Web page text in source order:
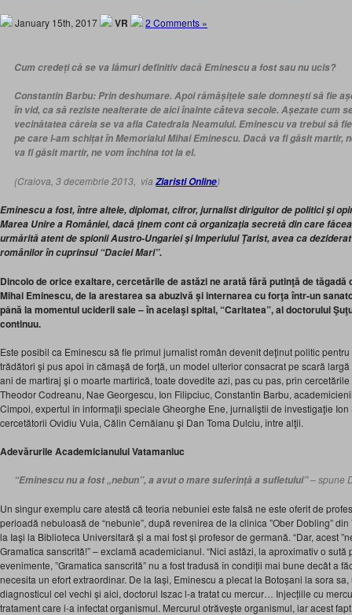
January 15th, 2017 VR 2 Comments »
Cum credeți că se va lămuri definitiv dacă Eminescu a fost sau nu ucis?
Constantin Barbu: Prin deshumare. Apoi rămășițele sale domnești să fie
în vid, ca să reziste nealterate de aici înainte câteva secole. Așezate cum
vecinătatea căreia se va afla Catedrala Neamului.Eminescu va trebui să
pe care l-am schițat înMemorialul Mihai Eminescu.Dacă va fi găsit martir,
va fi găsit martir, ne vom închina tot la el.
(Craiova, 3 decembrie 2013, via Ziaristi Online)
Eminescu a fost, între altele, diplomat, cifror, jurnalist diriguitor de politici şi
Marea Unire a României, dacă ţinem cont că organizaţia secretă din care
urmărită atent de spionii Austro-Ungariei şi Imperiului Ţarist, avea ca
românilor în cuprinsul “Daciei Mari”.
Dincolo de orice exaltare, cercetările de astăzi ne arată fără putinţă de tăgadă
Mihai Eminescu, de la arestarea sa abuzivă şi internarea cu forţa într-un
până la momentul uciderii sale – în acelaşi spital, “Caritatea”, al doctorului
continuu.
Este posibil ca Eminescu să fie primul jurnalist român devenit deţinut politic
trădători şi pus apoi în cămaşă de forţă, un model ulterior consacrat pe scară
ani de martiraj şi o moarte martirică, toate dovedite azi, pas cu pas, prin
Theodor Codreanu, Nae Georgescu, Ion Filipciuc, Constantin Barbu,
Cimpoi, expertul în informaţii speciale Gheorghe Ene, jurnaliştii de investigaţie
cercetătorii Ovidiu Vuia, Călin Cernăianu şi Dan Toma Dulciu, între alţii.
Adevărurile Academicianului Vatamaniuc
“Eminescu nu a fost „nebun”, a avut o mare suferință a sufletului”– spune
Un singur exemplu care atestă că teoria nebuniei este falsă ne este oferit de
perioadă nebuloasă de “nebunie”, după revenirea de la clinica ”Ober Dobling”
la Iaşi la Biblioteca Universitară și a mai fost și profesor de germană. “Dar, acest
Gramatica sanscrită!” – exclamă academicianul. “Nici astăzi, la aproximativ o
evenimente, ”Gramatica sanscrită” nu a fost tradusă în condiții mai bune decât a
necesita un efort extraordinar. De la Iași, Eminescu a plecat la Botoșani la sora
diagnosticul cel vechi și aici, doctorul Iszac l-a tratat cu mercur… Injecțiile cu
tratament care i-a infectat organismul. Mercurul otrăvește organismul, iar acest